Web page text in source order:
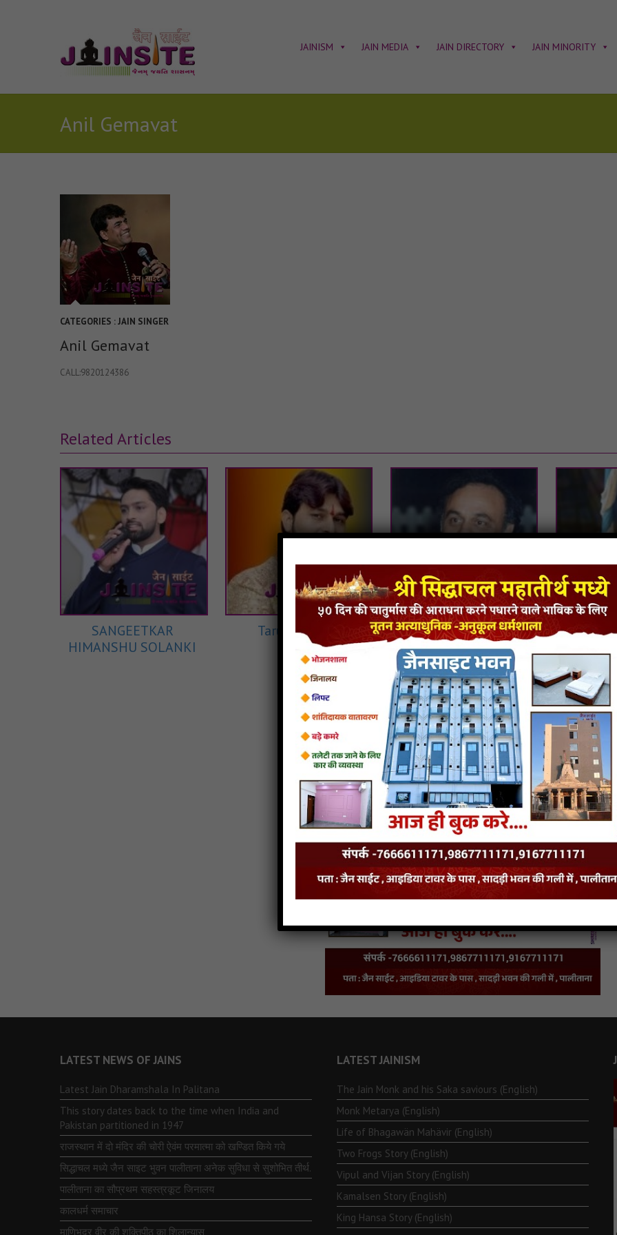
JAINISM JAIN MEDIA JAIN DIRECTORY JAIN MINORITY
Anil Gemavat
CATEGORIES :JAIN SINGER
Anil Gemavat
CALL:9820124386
Related Articles
SANGEETKAR
HIMANSHU SOLANKI
Tarun C. Modi Bharat Shah
LATEST NEWS OF JAINS
Latest Jain Dharamshala In Palitana
This story dates back to the time when India and
Pakistan partitioned in 1947
राजस्थान में दो मंदिर की चोरी ऐवंम परमात्मा को खण्डित किये गये
सिद्धाचल मध्ये जैन साइट भुवन पालीताना अनेक सुविधा से सुशोभित तीर्थ.
पालीताना का सौप्रथम सहस्त्रकूट जिनालय
कालधर्म समाचार
माणिभद्र वीर की शक्तिपीठ का शिलान्यास
LATEST JAINISM
The Jain Monk and his Saka saviours (English)
Monk Metarya (English)
Life of Bhagawän Mahävir (English)
Two Frogs Story (English)
Vipul and Vijan Story (English)
Kamalsen Story (English)
King Hansa Story (English)